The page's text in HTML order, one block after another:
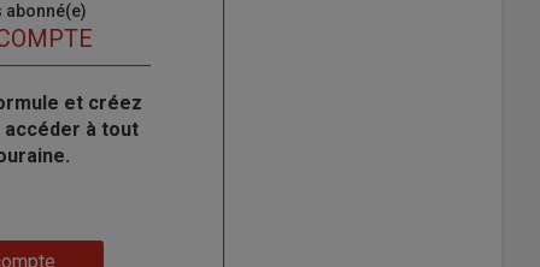
abonné(e)
et créez
à tout